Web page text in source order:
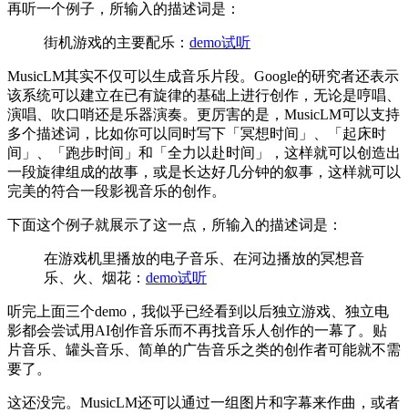
再听一个例子，所输入的描述词是：
街机游戏的主要配乐： demo试听
MusicLM其实不仅可以生成音乐片段。Google的研究者还表示
该系统可以建立在已有旋律的基础上进行创作，无论是哼唱、
演唱、吹口哨还是乐器演奏。更厉害的是，MusicLM可以支持
多个描述词，比如你可以同时写下「冥想时间」、「起床时
间」、「跑步时间」和「全力以赴时间」，这样就可以创造出
一段旋律组成的故事，或是长达好几分钟的叙事，这样就可以
完美的符合一段影视音乐的创作。
下面这个例子就展示了这一点，所输入的描述词是：
在游戏机里播放的电子音乐、在河边播放的冥想音
乐、火、烟花： demo试听
听完上面三个demo，我似乎已经看到以后独立游戏、独立电
影都会尝试用AI创作音乐而不再找音乐人创作的一幕了。贴
片音乐、罐头音乐、简单的广告音乐之类的创作者可能就不需
要了。
这还没完。MusicLM还可以通过一组图片和字幕来作曲，或者